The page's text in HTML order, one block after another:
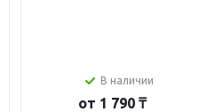
В наличии
от 1 790 ₸